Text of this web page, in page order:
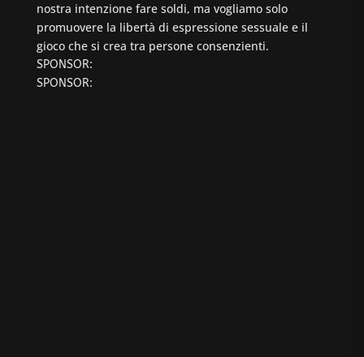
nostra intenzione fare soldi, ma vogliamo solo
promuovere la libertà di espressione sessuale e il
gioco che si crea tra persone consenzienti.
SPONSOR:
SPONSOR: